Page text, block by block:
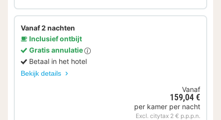
Vanaf 2 nachten
Inclusief ontbijt
Gratis annulatie
Betaal in het hotel
Bekijk details
Vanaf
159,04 €
per kamer per nacht
Excl. citytax 2 € p.p.p.n.